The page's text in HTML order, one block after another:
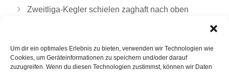
Um dir ein optimales Erlebnis zu bieten, verwenden wir Technologien wie
Cookies, um Geräteinformationen zu speichern und/oder darauf
zuzugreifen. Wenn du diesen Technologien zustimmst, können wir Daten
Zweitliga-Kegler schielen zaghaft nach oben